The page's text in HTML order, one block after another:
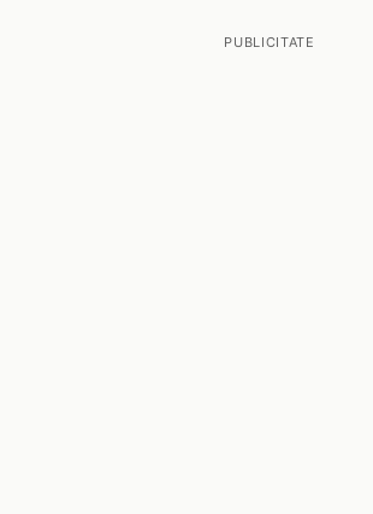
PUBLICITATE